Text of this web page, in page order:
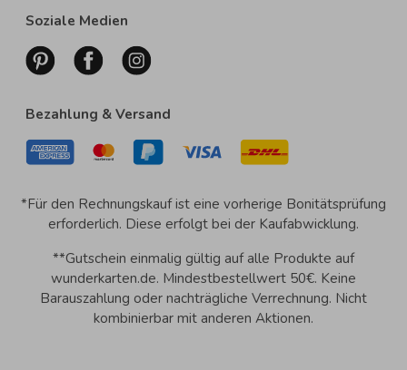
Soziale Medien
Bezahlung & Versand
*Für den Rechnungskauf ist eine vorherige Bonitätsprüfung
erforderlich. Diese erfolgt bei der Kaufabwicklung.
**Gutschein einmalig gültig auf alle Produkte auf
wunderkarten.de. Mindestbestellwert 50€. Keine
Barauszahlung oder nachträgliche Verrechnung. Nicht
kombinierbar mit anderen Aktionen.